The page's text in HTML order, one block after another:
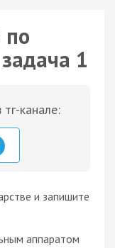
по
1
канале:
и запишите
аппаратом